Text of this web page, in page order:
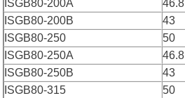
ISGB80-200A
46.8
ISGB80-200B
43
ISGB80-250
50
ISGB80-250A
46.8
ISGB80-250B
43
ISGB80-315
50